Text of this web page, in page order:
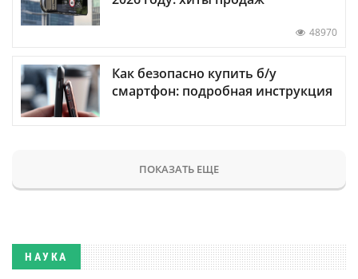
48970
Как безопасно купить б/у
смартфон: подробная инструкция
ПОКАЗАТЬ ЕЩЕ
НАУКА